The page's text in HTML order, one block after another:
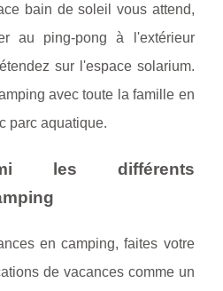
bain de soleil vous attend,
au ping-pong à l'extérieur
sur l'espace solarium.
avec toute la famille en
parc aquatique.
les différents
en camping, faites votre
de vacances comme un